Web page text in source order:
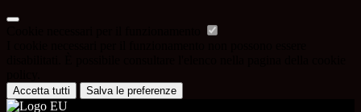
Accetta tutti Salva le preferenze